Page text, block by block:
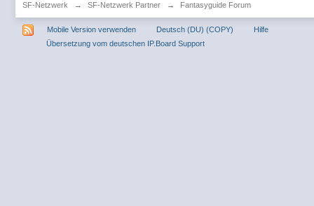
SF-Netzwerk → SF-Netzwerk Partner → Fantasyguide Forum
Mobile Version verwenden Deutsch (DU) (COPY)
Hilfe
Übersetzung vom deutschen IP.Board Support